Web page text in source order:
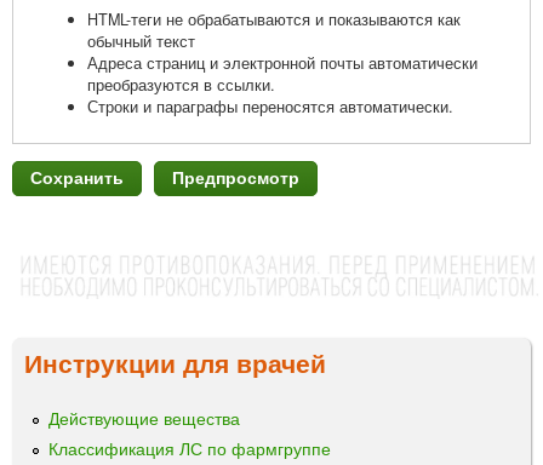
HTML-теги не обрабатываются и показываются как
обычный текст
Адреса страниц и электронной почты автоматически
преобразуются в ссылки.
Строки и параграфы переносятся автоматически.
Инструкции для врачей
Действующие вещества
Классификация ЛС по фармгруппе